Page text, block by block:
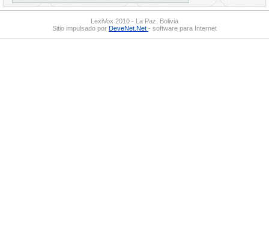
LexiVox 2010 - La Paz, Bolivia
Sitio impulsado por DeveNet.Net - software para Internet